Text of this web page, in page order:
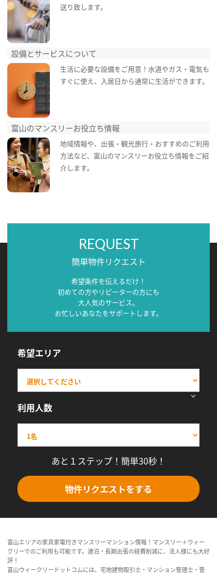
送り致します。
設備とサービスについて
生活に必要な設備をご用意！水道やガス・電気も
すぐに使え、入居日から通常に生活ができます。
富山のマンスリーお役立ち情報
地域情報や、出張・観光旅行・おすすめのご利用
方法など、富山のマンスリーお役立ち情報をご紹
介します。
REQUEST
簡単物件リクエスト
希望条件を伝えるだけ！
初めての方やリピーターの方にも
大人気のサービス。
お忙しいあなたをサポートします。
希望エリア
利用人数
あと１ステップ！簡単30秒！
物件リクエストをする
富山エリアの家具家電付きマンスリーマンション情報！マンスリー＋ウィー
クリーでのご利用も可能です。連泊・長期出張の経費削減に、法人様にも大好
評！
富山ウィークリードットコムには、宅地建物取引士・マンション管理士・管